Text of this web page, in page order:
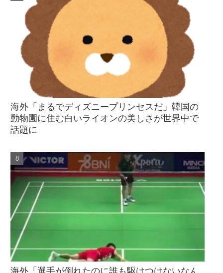
海外「まるでディズニープリンセスだ」韓国の
動物園に住む白いライオンの美しさが世界中で
話題に
海外「選手が倒れたのに誰も駆けつけないなん